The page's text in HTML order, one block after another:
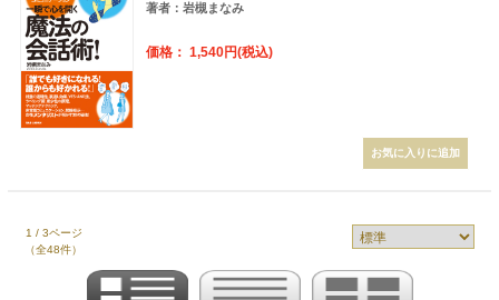
著者：岩槻まなみ
価格： 1,540円(税込)
1 / 3ページ
（全48件）